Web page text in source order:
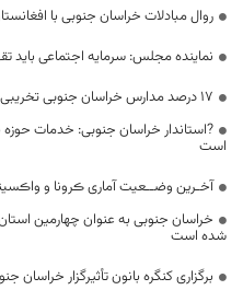
روال مبادلات خراسان جنوبی با
نماینده مجلس: سرمایه‌ اجتماعی باید
17 درصد مدارس خراسان جنوبی تخریبی است
?استاندار خراسان جنوبی: خدمات حوزه
است
آخـرین وضــعیت آماری ڪرونا و
خراسان جنوبی به عنوان چهارمین
شده است
برگزاری کنگره بانون تأثیرگزار خراسان